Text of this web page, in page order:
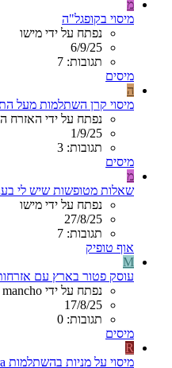
מ
מיסוי בקופגל"ה
נפתח על ידי מישו
6/9/25
תגובות: 7
מיסים
ה
מיסוי קרן השתלמות מעל
נפתח על ידי האזרח
1/9/25
תגובות: 3
מיסים
מ
שאלות מטופשות שיש לי
נפתח על ידי מישו
27/8/25
תגובות: 7
אוף טופיק
M
עוסק פטור בארץ עם
נפתח על ידי mancho
17/8/25
תגובות: 0
מיסים
R
מיסוי על מניות בהשתלמות ira